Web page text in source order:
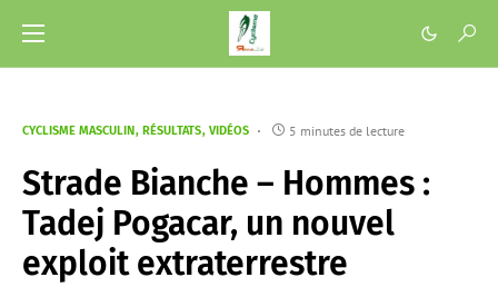
CYCLISME MASCULIN RÉSULTATS VIDÉOS 5 minutes de lecture
Strade Bianche – Hommes :
Tadej Pogacar, un nouvel
exploit extraterrestre